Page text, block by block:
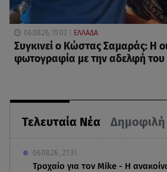
Τελευταία Νέα Δημοφιλή
06.08.26 , 21:31
Τροχαίο για τον Mike - Η
06.08.26, 15:02 ΕΛΛΑΔΑ
Συγκινεί ο Κώστας Σαμαράς: Η
φωτογραφία με την αδελφή του